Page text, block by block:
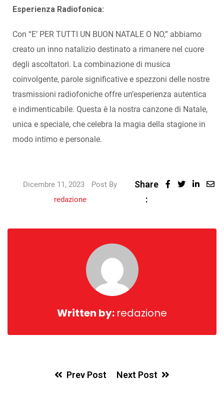
Esperienza Radiofonica:
Con “E’ PER TUTTI UN BUON NATALE O NO,” abbiamo
creato un inno natalizio destinato a rimanere nel cuore
degli ascoltatori. La combinazione di musica
coinvolgente, parole significative e spezzoni delle nostre
trasmissioni radiofoniche offre un’esperienza autentica
e indimenticabile. Questa è la nostra canzone di Natale,
unica e speciale, che celebra la magia della stagione in
modo intimo e personale.
Dicembre 11, 2023
Post By
redazione
Share
:
Written by: redazione
Prev Post Next Post